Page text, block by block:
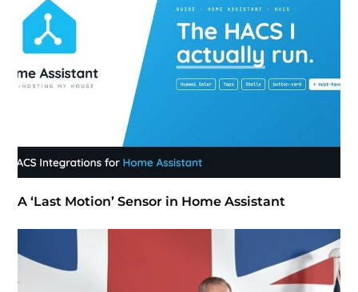
A ‘Last Motion’ Sensor in Home Assistant